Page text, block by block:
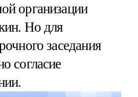
организации
Но для
заседания
согласие